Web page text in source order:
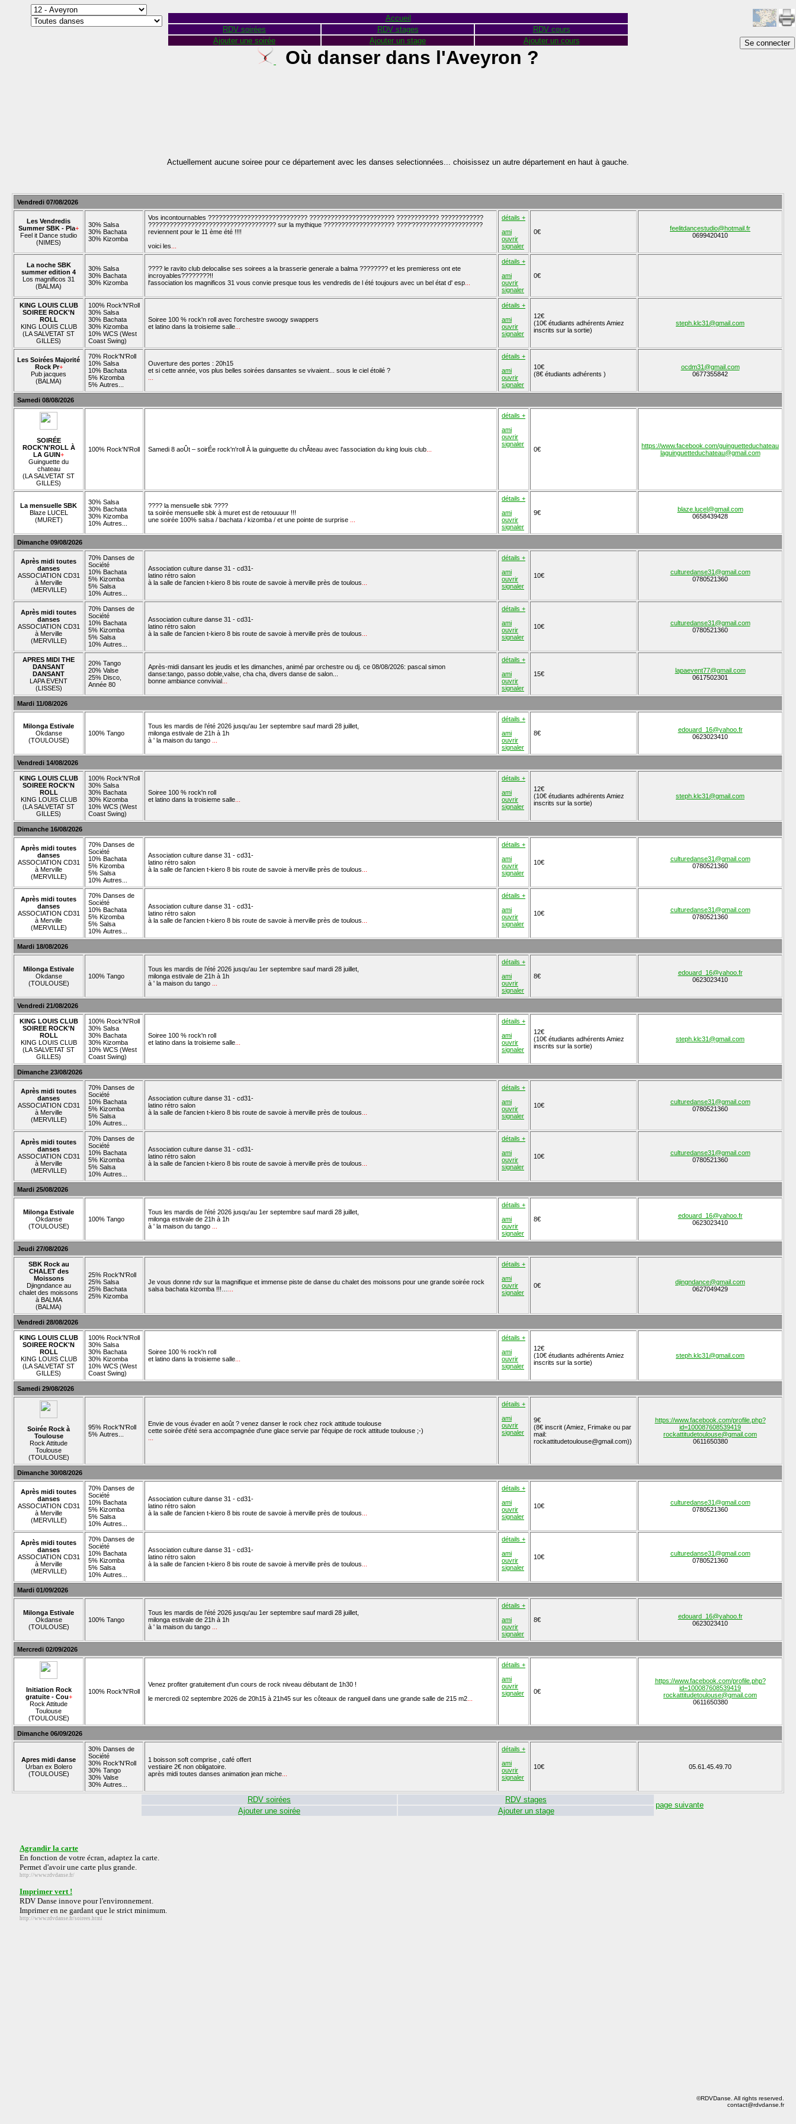
Se connecter
Accueil
RDV soirées
RDV stages
RDV cours
Ajouter une soirée
Ajouter un stage Ajouter un cours
Où danser dans l'Aveyron ?
Actuellement aucune soiree pour ce département avec les danses selectionnées... choisissez un autre département en haut à gauche.
Vendredi 07/08/2026
Les Vendredis
Summer SBK - Pla+
Feel it Dance studio
(NIMES)
30% Salsa
30% Bachata
30% Kizomba
Vos incontournables ???????????????????????????? ???????????????????????? ???????????? ????????????
???????????????????????????????????? sur la mythique ???????????????????? ????'????????????????????
reviennent pour le 11 ème été !!!!
voici les
détails +
ami
ouvrir
signaler
0€
feelitdancestudio@hotmail.fr
0699420410
La noche SBK
summer edition 4
Los magnificos 31
(BALMA)
30% Salsa
30% Bachata
30% Kizomba
???? le ravito club delocalise ses soirees a la brasserie generale a balma ???????? et les premieress ont ete
incroyables????????!!
l'association los magnificos 31 vous convie presque tous les vendredis de l été toujours avec un bel état d' esp
détails +
ami
ouvrir
signaler
0€
KING LOUIS CLUB
SOIREE ROCK'N
ROLL
KING LOUIS CLUB
(LA SALVETAT ST
GILLES)
100% Rock'N'Roll
30% Salsa
30% Bachata
30% Kizomba
10% WCS (West
Coast Swing)
Soiree 100 % rock'n roll avec l'orchestre swoogy swappers
et latino dans la troisieme salle
détails +
ami
ouvrir
signaler
12€
(10€ étudiants adhérents Amiez
inscrits sur la sortie)
steph.klc31@gmail.com
Les Soirées Majorité
Rock Pr+
Pub jacques
(BALMA)
70% Rock'N'Roll
10% Salsa
10% Bachata
5% Kizomba
5% Autres...
Ouverture des portes : 20h15
et si cette année, vos plus belles soirées dansantes se vivaient... sous le ciel étoilé ?
détails +
ami
ouvrir
signaler
10€
(8€ étudiants adhérents )
ocdm31@gmail.com
0677355842
Samedi 08/08/2026
SOIRÉE
ROCK'N'ROLL À
LA GUIN+
Guinguette du
chateau
(LA SALVETAT ST
GILLES)
100% Rock'N'Roll Samedi 8 aoÛt – soirÉe rock'n'roll À la guinguette du chÂteau avec l'association du king louis club
détails +
ami
ouvrir
signaler
0€
https://www.facebook.com/guinguetteduchateau
laguinguetteduchateau@gmail.com
La mensuelle SBK
Blaze LUCEL
(MURET)
30% Salsa
30% Bachata
30% Kizomba
10% Autres...
???? la mensuelle sbk ????
ta soirée mensuelle sbk à muret est de retouuuur !!!
une soirée 100% salsa / bachata / kizomba / et une pointe de surprise
détails +
ami
ouvrir
signaler
9€
blaze.lucel@gmail.com
0658439428
Dimanche 09/08/2026
Après midi toutes
danses
ASSOCIATION CD31
à Merville
(MERVILLE)
70% Danses de
Société
10% Bachata
5% Kizomba
5% Salsa
10% Autres...
Association culture danse 31 - cd31-
latino rétro salon
à la salle de l'ancien t-kiero 8 bis route de savoie à merville près de toulous
détails +
ami
ouvrir
signaler
10€
culturedanse31@gmail.com
0780521360
Après midi toutes
danses
ASSOCIATION CD31
à Merville
(MERVILLE)
70% Danses de
Société
10% Bachata
5% Kizomba
5% Salsa
10% Autres...
Association culture danse 31 - cd31-
latino rétro salon
à la salle de l'ancien t-kiero 8 bis route de savoie à merville près de toulous
détails +
ami
ouvrir
signaler
10€
culturedanse31@gmail.com
0780521360
APRES MIDI THE
DANSANT
DANSANT
LAPA EVENT
(LISSES)
20% Tango
20% Valse
25% Disco,
Année 80
Après-midi dansant les jeudis et les dimanches, animé par orchestre ou dj. ce 08/08/2026: pascal simon
danse:tango, passo doble,valse, cha cha, divers danse de salon...
bonne ambiance convivial
détails +
ami
ouvrir
signaler
15€
lapaevent77@gmail.com
0617502301
Mardi 11/08/2026
Milonga Estivale
Okdanse
(TOULOUSE)
100% Tango
Tous les mardis de l’été 2026 jusqu'au 1er septembre sauf mardi 28 juillet,
milonga estivale de 21h à 1h
à ' la maison du tango
détails +
ami
ouvrir
signaler
8€
edouard_16@yahoo.fr
0623023410
Vendredi 14/08/2026
KING LOUIS CLUB
SOIREE ROCK'N
ROLL
KING LOUIS CLUB
(LA SALVETAT ST
GILLES)
100% Rock'N'Roll
30% Salsa
30% Bachata
30% Kizomba
10% WCS (West
Coast Swing)
Soiree 100 % rock'n roll
et latino dans la troisieme salle
détails +
ami
ouvrir
signaler
12€
(10€ étudiants adhérents Amiez
inscrits sur la sortie)
steph.klc31@gmail.com
Dimanche 16/08/2026
Après midi toutes
danses
ASSOCIATION CD31
à Merville
(MERVILLE)
70% Danses de
Société
10% Bachata
5% Kizomba
5% Salsa
10% Autres...
Association culture danse 31 - cd31-
latino rétro salon
à la salle de l'ancien t-kiero 8 bis route de savoie à merville près de toulous
détails +
ami
ouvrir
signaler
10€
culturedanse31@gmail.com
0780521360
Après midi toutes
danses
ASSOCIATION CD31
à Merville
(MERVILLE)
70% Danses de
Société
10% Bachata
5% Kizomba
5% Salsa
10% Autres...
Association culture danse 31 - cd31-
latino rétro salon
à la salle de l'ancien t-kiero 8 bis route de savoie à merville près de toulous
détails +
ami
ouvrir
signaler
10€
culturedanse31@gmail.com
0780521360
Mardi 18/08/2026
Milonga Estivale
Okdanse
(TOULOUSE)
100% Tango
Tous les mardis de l’été 2026 jusqu'au 1er septembre sauf mardi 28 juillet,
milonga estivale de 21h à 1h
à ' la maison du tango
détails +
ami
ouvrir
signaler
8€
edouard_16@yahoo.fr
0623023410
Vendredi 21/08/2026
KING LOUIS CLUB
SOIREE ROCK'N
ROLL
KING LOUIS CLUB
(LA SALVETAT ST
GILLES)
100% Rock'N'Roll
30% Salsa
30% Bachata
30% Kizomba
10% WCS (West
Coast Swing)
Soiree 100 % rock'n roll
et latino dans la troisieme salle
détails +
ami
ouvrir
signaler
12€
(10€ étudiants adhérents Amiez
inscrits sur la sortie)
steph.klc31@gmail.com
Dimanche 23/08/2026
Après midi toutes
danses
ASSOCIATION CD31
à Merville
(MERVILLE)
70% Danses de
Société
10% Bachata
5% Kizomba
5% Salsa
10% Autres...
Association culture danse 31 - cd31-
latino rétro salon
à la salle de l'ancien t-kiero 8 bis route de savoie à merville près de toulous
détails +
ami
ouvrir
signaler
10€
culturedanse31@gmail.com
0780521360
Après midi toutes
danses
ASSOCIATION CD31
à Merville
(MERVILLE)
70% Danses de
Société
10% Bachata
5% Kizomba
5% Salsa
10% Autres...
Association culture danse 31 - cd31-
latino rétro salon
à la salle de l'ancien t-kiero 8 bis route de savoie à merville près de toulous
détails +
ami
ouvrir
signaler
10€
culturedanse31@gmail.com
0780521360
Mardi 25/08/2026
Milonga Estivale
Okdanse
(TOULOUSE)
100% Tango
Tous les mardis de l’été 2026 jusqu'au 1er septembre sauf mardi 28 juillet,
milonga estivale de 21h à 1h
à ' la maison du tango
détails +
ami
ouvrir
signaler
8€
edouard_16@yahoo.fr
0623023410
Jeudi 27/08/2026
SBK Rock au
CHALET des
Moissons
Djingndance au
chalet des moissons
à BALMA
(BALMA)
25% Rock'N'Roll
25% Salsa
25% Bachata
25% Kizomba
Je vous donne rdv sur la magnifique et immense piste de danse du chalet des moissons pour une grande soirée rock
salsa bachata kizomba !!!…
détails +
ami
ouvrir
signaler
0€
djingndance@gmail.com
0627049429
Vendredi 28/08/2026
KING LOUIS CLUB
SOIREE ROCK'N
ROLL
KING LOUIS CLUB
(LA SALVETAT ST
GILLES)
100% Rock'N'Roll
30% Salsa
30% Bachata
30% Kizomba
10% WCS (West
Coast Swing)
Soiree 100 % rock'n roll
et latino dans la troisieme salle
détails +
ami
ouvrir
signaler
12€
(10€ étudiants adhérents Amiez
inscrits sur la sortie)
steph.klc31@gmail.com
Samedi 29/08/2026
Soirée Rock à
Toulouse
Rock Attitude
Toulouse
(TOULOUSE)
95% Rock'N'Roll
5% Autres...
Envie de vous évader en août ? venez danser le rock chez rock attitude toulouse
cette soirée d'été sera accompagnée d'une glace servie par l'équipe de rock attitude toulouse ;-)
détails +
ami
ouvrir
signaler
9€
(8€ inscrit (Amiez, Frimake ou par
mail:
rockattitudetoulouse@gmail.com))
https://www.facebook.com/profile.php?
id=100087608539419
rockattitudetoulouse@gmail.com
0611650380
Dimanche 30/08/2026
Après midi toutes
danses
ASSOCIATION CD31
à Merville
(MERVILLE)
70% Danses de
Société
10% Bachata
5% Kizomba
5% Salsa
10% Autres...
Association culture danse 31 - cd31-
latino rétro salon
à la salle de l'ancien t-kiero 8 bis route de savoie à merville près de toulous
détails +
ami
ouvrir
signaler
10€
culturedanse31@gmail.com
0780521360
Après midi toutes
danses
ASSOCIATION CD31
à Merville
(MERVILLE)
70% Danses de
Société
10% Bachata
5% Kizomba
5% Salsa
10% Autres...
Association culture danse 31 - cd31-
latino rétro salon
à la salle de l'ancien t-kiero 8 bis route de savoie à merville près de toulous
détails +
ami
ouvrir
signaler
10€
culturedanse31@gmail.com
0780521360
Mardi 01/09/2026
Milonga Estivale
Okdanse
(TOULOUSE)
100% Tango
Tous les mardis de l’été 2026 jusqu'au 1er septembre sauf mardi 28 juillet,
milonga estivale de 21h à 1h
à ' la maison du tango
détails +
ami
ouvrir
signaler
8€
edouard_16@yahoo.fr
0623023410
Mercredi 02/09/2026
Initiation Rock
gratuite - Cou+
Rock Attitude
Toulouse
(TOULOUSE)
100% Rock'N'Roll
Venez profiter gratuitement d'un cours de rock niveau débutant de 1h30 !
le mercredi 02 septembre 2026 de 20h15 à 21h45 sur les côteaux de rangueil dans une grande salle de 215 m2
détails +
ami
ouvrir
signaler
0€
https://www.facebook.com/profile.php?
id=100087608539419
rockattitudetoulouse@gmail.com
0611650380
Dimanche 06/09/2026
Apres midi danse
Urban ex Bolero
(TOULOUSE)
30% Danses de
Société
30% Rock'N'Roll
30% Tango
30% Valse
30% Autres...
1 boisson soft comprise , café offert
vestiaire 2€ non obligatoire.
après midi toutes danses animation jean miche
détails +
ami
ouvrir
signaler
10€ 05.61.45.49.70
RDV soirées RDV stages
page suivante
Ajouter une soirée Ajouter un stage
Agrandir la carte
En fonction de votre écran, adaptez la carte.
Permet d'avoir une carte plus grande.
http://www.rdvdanse.fr/
Imprimer vert !
RDV Danse innove pour l'environnement.
Imprimer en ne gardant que le strict minimum.
http://www.rdvdanse.fr/soirees.html
©RDVDanse. All rights reserved.
contact@rdvdanse.fr